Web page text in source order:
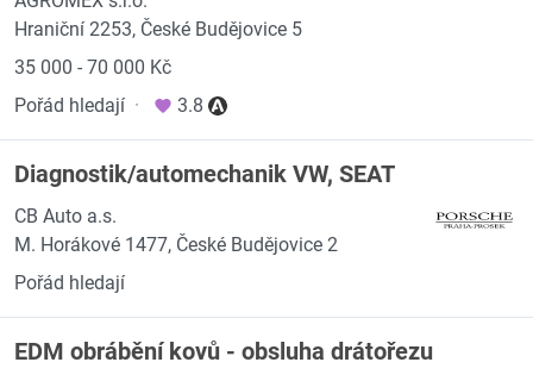
Hraniční 2253, České Budějovice 5
35 000 - 70 000 Kč
Pořád hledají · 3.8
Diagnostik/automechanik VW, SEAT
CB Auto a.s.
M. Horákové 1477, České Budějovice 2
Pořád hledají
EDM obrábění kovů - obsluha drátořezu